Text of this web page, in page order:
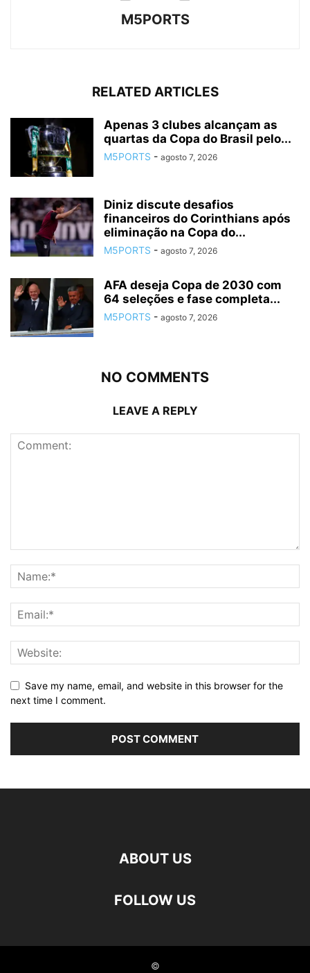
M5PORTS
RELATED ARTICLES
Apenas 3 clubes alcançam as
quartas da Copa do Brasil pelo...
M5PORTS - agosto 7, 2026
Diniz discute desafios
financeiros do Corinthians após
eliminação na Copa do...
M5PORTS - agosto 7, 2026
AFA deseja Copa de 2030 com
64 seleções e fase completa...
M5PORTS - agosto 7, 2026
NO COMMENTS
LEAVE A REPLY
Save my name, email, and website in this browser for the
next time I comment.
ABOUT US
FOLLOW US
©